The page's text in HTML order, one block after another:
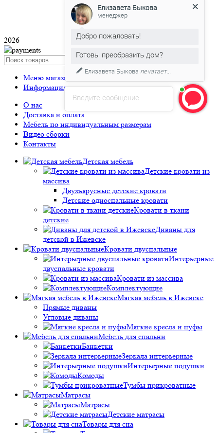
Сделано на
2026
Search
Меню магазина
Информация
О нас
Доставка и оплата
Мебель по индивидуальным размерам
Видео сборки
Контакты
Детская мебель
Детские кровати из
массива
Двухъярусные детские кровати
Детские односпальные кровати
Кровати в ткани
детские
Диваны для
детской в Ижевске
Кровати двуспальные
Интерьерные
двуспальные кровати
Кровати из массива
Комплектующие
Мягкая мебель в Ижевске
Прямые диваны
Угловые диваны
Мягкие кресла и пуфы
Мебель для спальни
Банкетки
Зеркала интерьерные
Интерьерные подушки
Комоды
Тумбы прикроватные
Матрасы
Матрасы
Детские матрасы
Товары для сна
Введите сообщение
Елизавета Быкова
менеджер
Добро пожаловать!
Готовы преобразить дом?
Елизавета Быкова печатает...